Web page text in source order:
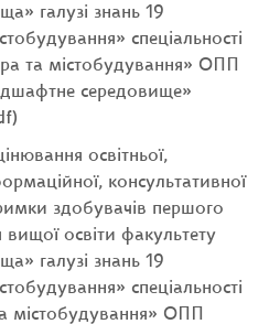
галузі знань 19
спеціальності
та містобудування» ОПП
середовище»
освітньої,
консультативної
здобувачів першого
вищої освіти факультету
галузі знань 19
спеціальності
містобудування» ОПП